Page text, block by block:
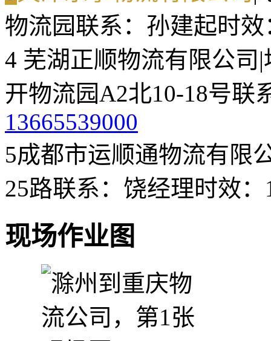
物流园联系：孙建起时
4 芜湖正顺物流有限公司 |
开物流园A2北10-18号联
13665539000
5成都市运顺通物流有限
25路联系：饶经理时效
现场作业图